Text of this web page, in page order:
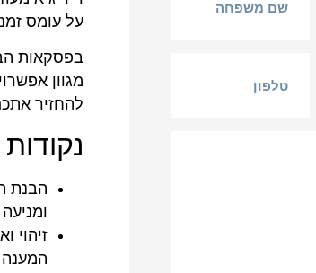
על עומס
בפסקאות
מגוון
להחזיר
הבנת
המענה